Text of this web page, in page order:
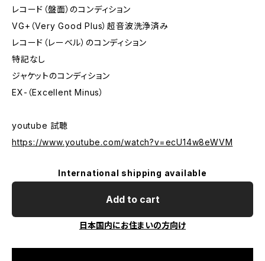
レコード（盤面）のコンディション
VG+（Very Good Plus）超音波洗浄済み
レコード（レーベル）のコンディション
特記なし
ジャケットのコンディション
EX-（Excellent Minus）
youtube 試聴
https://www.youtube.com/watch?v=ecU14w8eWVM
International shipping available
Add to cart
日本国内にお住まいの方向け